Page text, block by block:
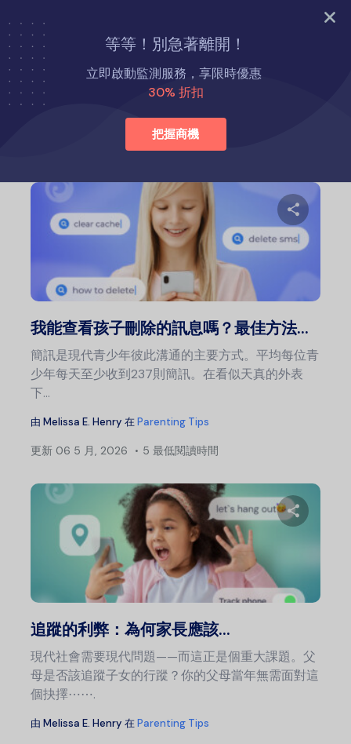
立即試用
等等！別急著離開！
立即啟動監測服務，享限時優惠
30% 折扣
把握商機
首頁 育兒小貼士
育兒小貼士
我能查看孩子刪除的訊息嗎？最佳方法...
簡訊是現代青少年彼此溝通的主要方式。平均每位青
少年每天至少收到237則簡訊。在看似天真的外表
下...
由 Melissa E. Henry 在Parenting Tips
更新 06 5 月, 2026 5 最低閱讀時間
追蹤的利弊：為何家長應該...
現代社會需要現代問題——而這正是個重大課題。父
母是否該追蹤子女的行蹤？你的父母當年無需面對這
個抉擇⋯⋯.
由 Melissa E. Henry 在Parenting Tips